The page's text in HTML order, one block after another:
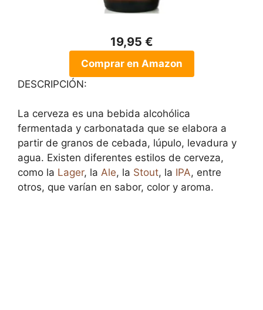
19,95 €
Comprar en Amazon
DESCRIPCIÓN:
La cerveza es una bebida alcohólica
fermentada y carbonatada que se elabora a
partir de granos de cebada, lúpulo, levadura y
agua. Existen diferentes estilos de cerveza,
como la Lager, la Ale, la Stout, la IPA, entre
otros, que varían en sabor, color y aroma.